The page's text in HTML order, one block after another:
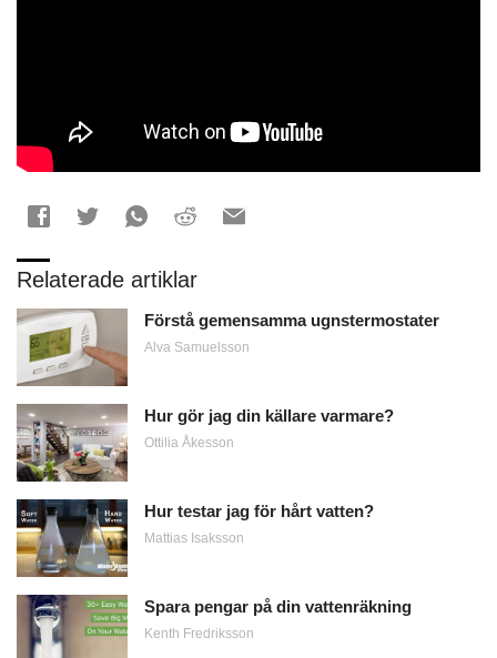
Relaterade artiklar
Förstå gemensamma ugnstermostater
Alva Samuelsson
Hur gör jag din källare varmare?
Ottilia Åkesson
Hur testar jag för hårt vatten?
Mattias Isaksson
Spara pengar på din vattenräkning
Kenth Fredriksson